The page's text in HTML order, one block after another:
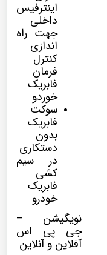
اینترفیس
داخلی
جهت راه
اندازی
کنترل
فرمان
فابریک
خوردو
سوکت
فابریک
بدون
دستکاری
در سیم
کشی
فابریک
خودرو
نویگیشن –
جی پی اس
آفلاین و آنلاین